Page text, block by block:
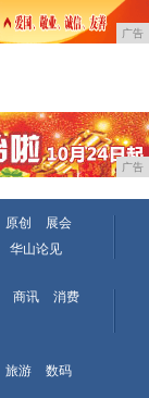
广告
广告
原创
展会
华山论见
商讯
消费
旅游
数码